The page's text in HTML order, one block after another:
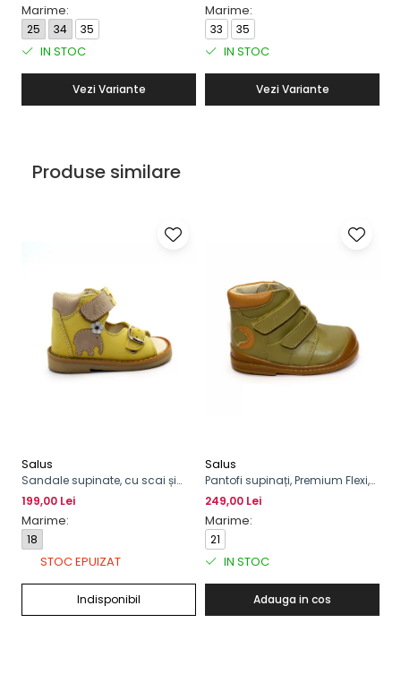
Marime:
25 34 35
IN STOC
Vezi Variante
Marime:
33 35
IN STOC
Vezi Variante
Produse similare
Salus
Sandale supinate, cu scai și
cataramă
199,00 Lei
Marime:
18
STOC EPUIZAT
Indisponibil
Salus
Pantofi supinați, Premium Flexi,
cu scai, pentru băieți
249,00 Lei
Marime:
21
IN STOC
Adauga in cos